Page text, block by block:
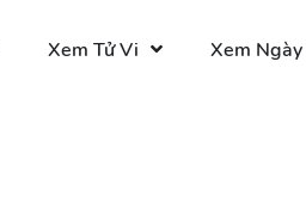
Xem Tử Vi Xem